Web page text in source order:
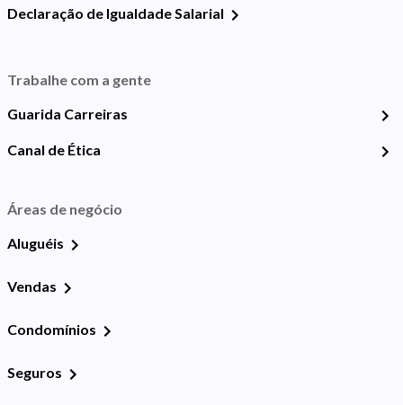
Declaração de Igualdade Salarial
Trabalhe com a gente
Guarida Carreiras
Canal de Ética
Áreas de negócio
Aluguéis
Vendas
Condomínios
Seguros